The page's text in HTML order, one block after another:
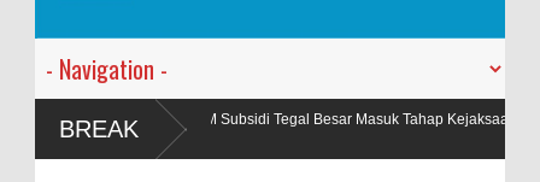
BREAK
BBM Subsidi Tegal Besar Masuk Tahap Kejaksaan, Polres Jember